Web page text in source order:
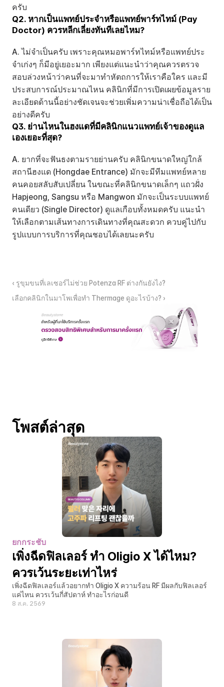
ครับ
Q2. หากเป็นแพทย์ประจำหรือแพทย์พาร์ทไทม์ (Pay
Doctor) ควรหลีกเลี่ยงทันทีเลยไหม?
A. ไม่จำเป็นครับ เพราะคุณหมอพาร์ทไทม์หรือแพทย์ประ
จำเก่งๆ ก็มีอยู่เยอะมาก เพียงแต่แนะนําว่าคุณควรตรวจ
สอบล่วงหน้าว่าคนที่จะมาทำหัตถการให้เราคือใคร และมี
ประสบการณ์ประมาณไหน คลินิกที่มีการเปิดเผยข้อมูลราย
ละเอียดด้านนี้อย่างชัดเจนจะช่วยเพิ่มความน่าเชื่อถือได้เป็น
อย่างดีครับ
Q3. ย่านไหนในฮงแดที่มีคลินิกแนวแพทย์เจ้าของดูแล
เองเยอะที่สุด?
A. ยากที่จะฟันธงตามรายย่านครับ คลินิกขนาดใหญ่ใกล้
สถานีฮงแด (Hongdae Entrance) มักจะมีทีมแพทย์หลาย
คนคอยสลับสับเปลี่ยน ในขณะที่คลินิกขนาดเล็กๆ แถวฝั่ง
Hapjeong, Sangsu หรือ Mangwon มักจะเป็นระบบแพทย์
คนเดียว (Single Director) ดูแลเกือบทั้งหมดครับ แนะนำ
ให้เลือกตามเส้นทางการเดินทางที่คุณสะดวก ควบคู่ไปกับ
รูปแบบการบริการที่คุณชอบได้เลยนะครับ
‹ รูขุมขนที่เลเซอร์ไม่ช่วย Potenza RF ต่างกันยังไง?
เลือกคลินิกในมาโพเพื่อทำ Thermage ดูอะไรบ้าง? ›
โพสต์ล่าสุด
ยกกระชับ
เพิ่งฉีดฟิลเลอร์ ทำ Oligio X ได้ไหม?
ควรเว้นระยะเท่าไหร่
เพิ่งฉีดฟิลเลอร์แล้วอยากทำ Oligio X ความร้อน RF มีผลกับฟิลเลอร์
แค่ไหน ควรเว้นกี่สัปดาห์ ทำอะไรก่อนดี
8 ส.ค. 2569